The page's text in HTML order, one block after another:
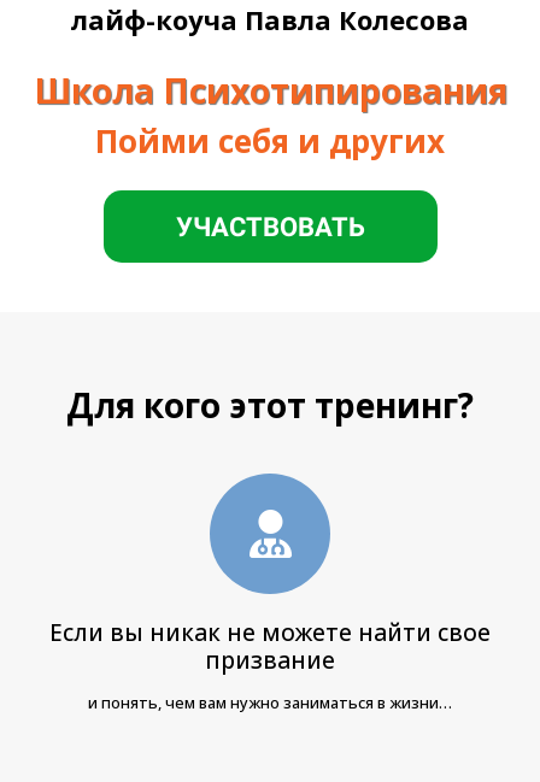
лайф-коуча Павла Колесова
Школа Психотипирования
Пойми себя и других
УЧАСТВОВАТЬ
Для кого этот тренинг?
Если вы никак не можете найти свое
призвание
и понять, чем вам нужно заниматься в жизни…